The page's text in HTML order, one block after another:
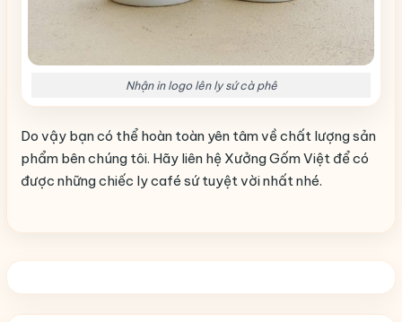
Nhận in logo lên ly sứ cà phê
Do vậy bạn có thể hoàn toàn yên tâm về chất lượng sản
phẩm bên chúng tôi. Hãy liên hệ Xưởng Gốm Việt để có
được những chiếc ly café sứ tuyệt vời nhất nhé.